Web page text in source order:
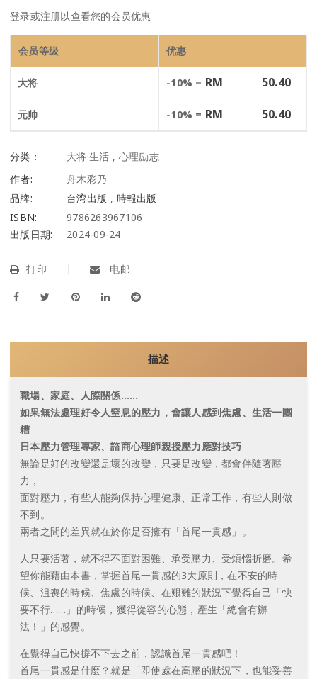
登录或注册以查看您的会员优惠
会员等级 优惠
大将 -10% = RM 50.40
元帅 -10% = RM 50.40
分类： 大将·生活 , 心理励志
作者:
舟木彩乃
品牌:
台湾出版 , 時報出版
ISBN:
9786263967106
出版日期:
2024-09-24
打印 电邮
描述
職場、家庭、人際關係……
如果無法處理好令人窒息的壓力，會讓人感到焦慮、生活一團
糟──
日本壓力管理專家、諮商心理師親授壓力應對技巧
無論是好的改變還是壞的改變，只要是改變，都會伴隨著壓
力，
面對壓力，有些人能夠保持心理健康、正常工作，有些人則做
不到。
兩者之間的差異就在於你是否擁有「首尾一貫感」。
人只要活著，就不得不面對困難、承受壓力、受煩惱折磨。希
望你能藉由本書，掌握首尾一貫感的3大原則，在不安的時
候、沮喪的時候、焦慮的時候、在艱難的狀況下覺得自己「快
要不行……」的時候，獲得從容的心態，產生「總會有辦
法！」的感覺。
在覺得自己快撐不下去之前，認識首尾一貫感吧！
首尾一貫感是什麼？就是「即使處在高壓的狀況下，也能妥善